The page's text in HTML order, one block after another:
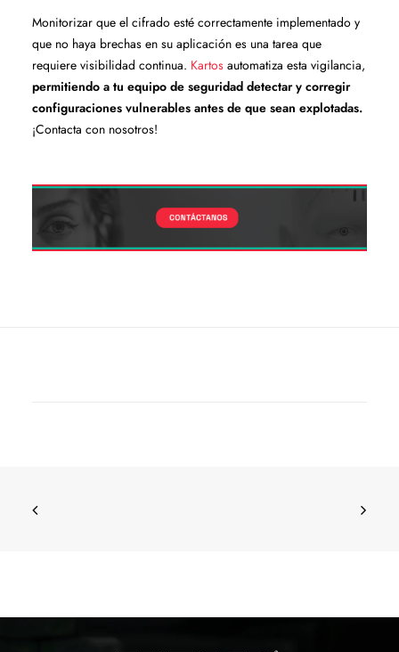
Monitorizar que el cifrado esté correctamente implementado y
que no haya brechas en su aplicación es una tarea que
requiere visibilidad continua. Kartos automatiza esta vigilancia,
permitiendo a tu equipo de seguridad detectar y corregir
configuraciones vulnerables antes de que sean explotadas.
¡Contacta con nosotros!